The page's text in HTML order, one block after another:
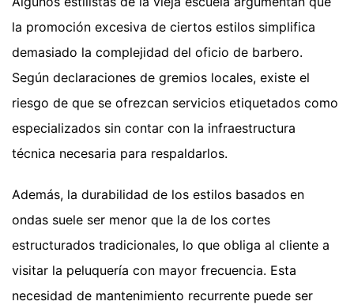
la promoción excesiva de ciertos estilos simplifica
demasiado la complejidad del oficio de barbero.
Según declaraciones de gremios locales, existe el
riesgo de que se ofrezcan servicios etiquetados como
especializados sin contar con la infraestructura
técnica necesaria para respaldarlos.
Además, la durabilidad de los estilos basados en
ondas suele ser menor que la de los cortes
estructurados tradicionales, lo que obliga al cliente a
visitar la peluquería con mayor frecuencia. Esta
necesidad de mantenimiento recurrente puede ser